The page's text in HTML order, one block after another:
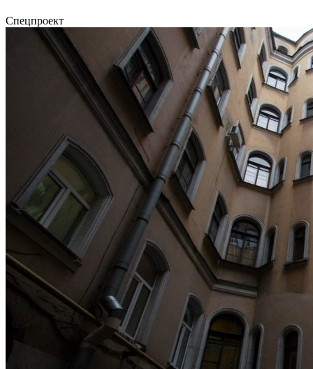
Спецпроект